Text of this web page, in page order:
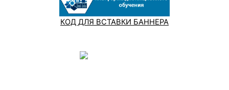
КОД ДЛЯ ВСТАВКИ БАННЕРА